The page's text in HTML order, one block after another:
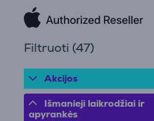
Filtruoti (47)
Akcijos
apyrankės